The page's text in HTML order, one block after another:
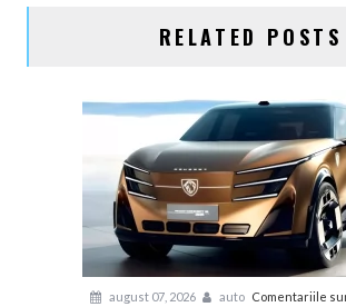
RELATED POSTS
august 07, 2026 auto Comentariile